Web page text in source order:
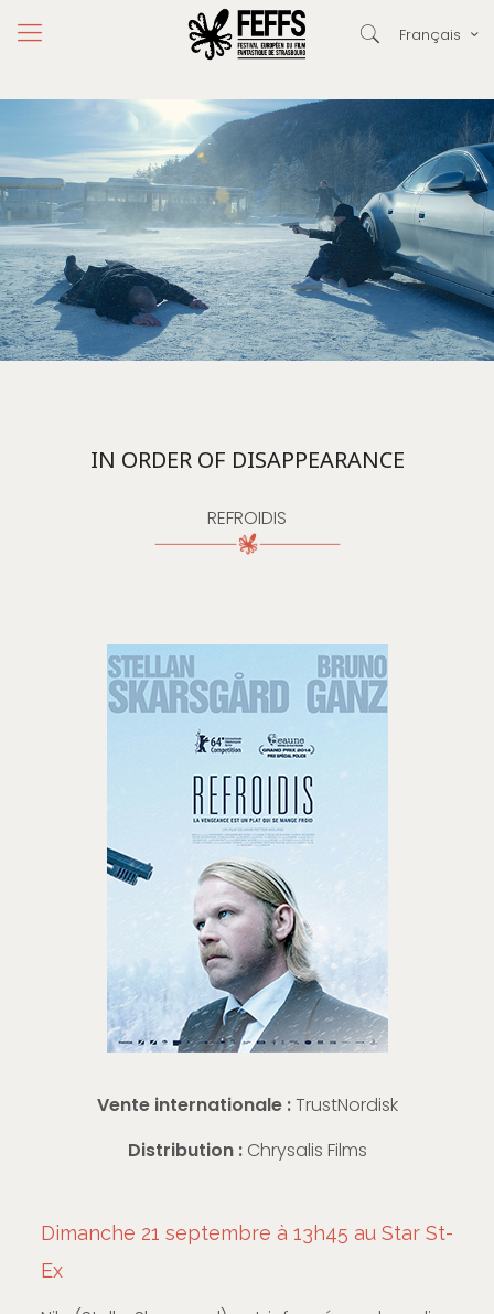
Français
IN ORDER OF DISAPPEARANCE
REFROIDIS
Vente internationale :TrustNordisk
Distribution :Chrysalis Films
Dimanche 21 septembre à 13h45 au Star St-
Ex